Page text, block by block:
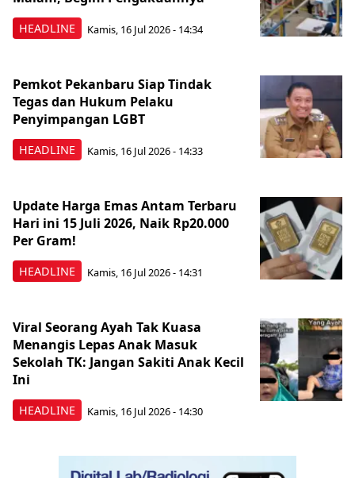
HEADLINE Kamis, 16 Jul 2026 - 14:34
HEADLINE
Pemkot Pekanbaru Siap Tindak
Tegas dan Hukum Pelaku
Penyimpangan LGBT
Kamis, 16 Jul 2026 - 14:33
HEADLINE
Update Harga Emas Antam Terbaru
Hari ini 15 Juli 2026, Naik Rp20.000
Per Gram!
Kamis, 16 Jul 2026 - 14:31
HEADLINE
Viral Seorang Ayah Tak Kuasa
Menangis Lepas Anak Masuk
Sekolah TK: Jangan Sakiti Anak Kecil
Ini
Kamis, 16 Jul 2026 - 14:30